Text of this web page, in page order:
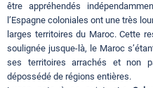
être appréhendés
l’Espagne coloniales ont une très
larges territoires du Maroc. Cette
soulignée jusque-là, le Maroc
ses territoires arrachés et non
dépossédé de régions entières.